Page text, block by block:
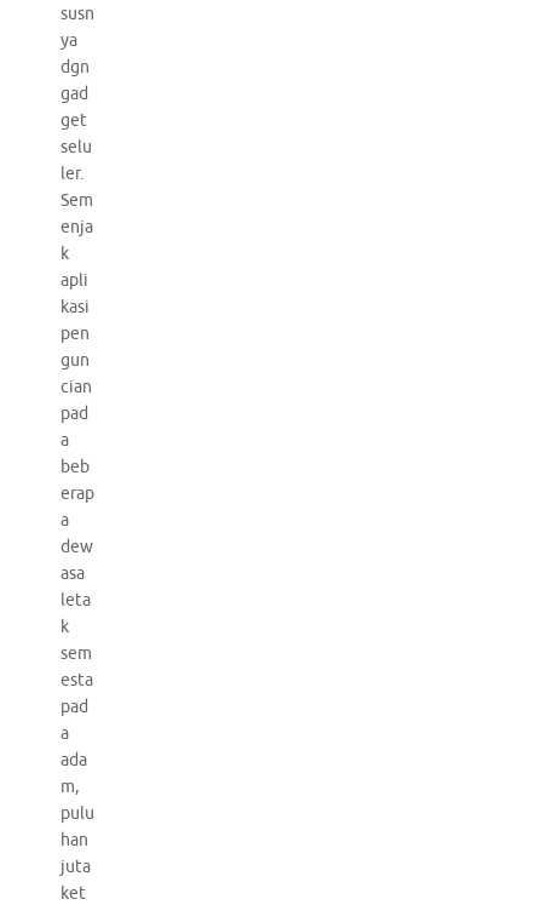
susn
ya
dgn
gad
get
selu
ler.
Sem
enja
k
apli
kasi
pen
gun
cian
pad
a
beb
erap
a
dew
asa
leta
k
sem
esta
pad
a
ada
m,
pulu
han
juta
ket